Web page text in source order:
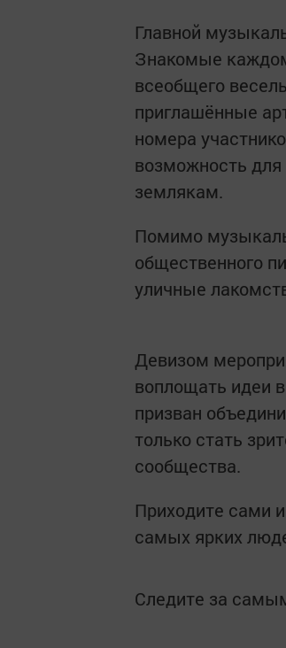
Главной
Знакомые
всеобщего
приглашённые
номера
возможность
землякам.
Помимо
общественного
уличные
Девизом
воплощать идеи
призван
только стать
сообщества.
Приходите сами
самых ярких
Следите за